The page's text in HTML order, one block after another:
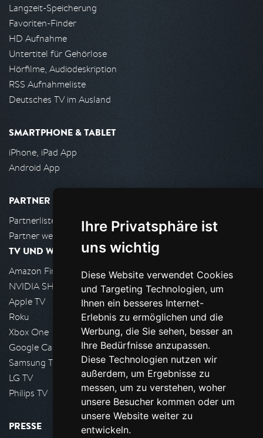
Ihre Privatsphäre ist
uns wichtig
Diese Website verwendet Cookies
und Targeting Technologien, um
Ihnen ein besseres Internet-
Erlebnis zu ermöglichen und die
Werbung, die Sie sehen, besser an
Ihre Bedürfnisse anzupassen.
Diese Technologien nutzen wir
außerdem, um Ergebnisse zu
messen, um zu verstehen, woher
unsere Besucher kommen oder um
unsere Website weiter zu
entwickeln.
Langzeit-Speicherung
Favoriten-Finder
HD Aufnahme
Untertitel für Gehörlose
Hörfilme, Audiodeskription
RSS Aufnahmeliste
Deutsches TV im Ausland
SMARTPHONE & TABLET
iPhone, iPad App
Android App
PARTNER
Partnerliste
Partner werden
TV UND WOHNZIMMER
Amazon FireTV
NVIDIA SHIELD, Google TV
Apple TV
Roku
Xbox One
Google Cast
Samsung TV
LG TV
Philips TV
PRESSE